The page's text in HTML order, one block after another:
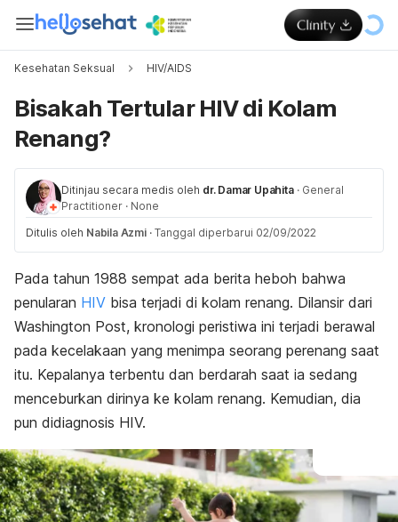
Kesehatan Seksual HIV/AIDS
Bisakah Tertular HIV di Kolam
Renang?
Ditinjau secara medis oleh dr. Damar Upahita · General
Practitioner · None
Ditulis oleh Nabila Azmi · Tanggal diperbarui 02/09/2022
Pada tahun 1988 sempat ada berita heboh bahwa
penularan HIV bisa terjadi di kolam renang. Dilansir dari
Washington Post, kronologi peristiwa ini terjadi berawal
pada kecelakaan yang menimpa seorang perenang saat
itu. Kepalanya terbentu dan berdarah saat ia sedang
menceburkan dirinya ke kolam renang. Kemudian, dia
pun didiagnosis HIV.